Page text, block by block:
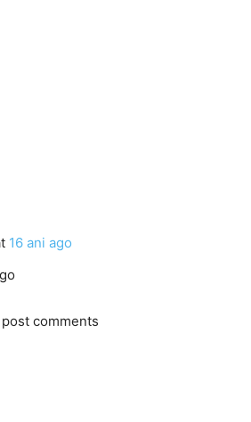
16 ani ago
comments